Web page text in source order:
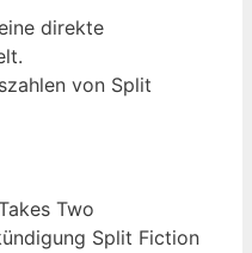
direkte
von Split
Two
Split Fiction